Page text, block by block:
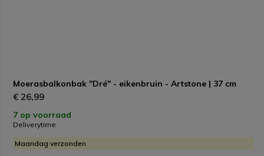
Moerasbalkonbak "Dré" - eikenbruin - Artstone | 37 cm
€ 26,99
7 op voorraad
Deliverytime
Maandag verzonden